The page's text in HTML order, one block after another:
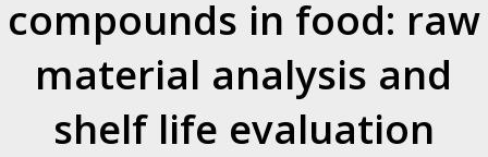
compounds in food: raw
material analysis and
shelf life evaluation